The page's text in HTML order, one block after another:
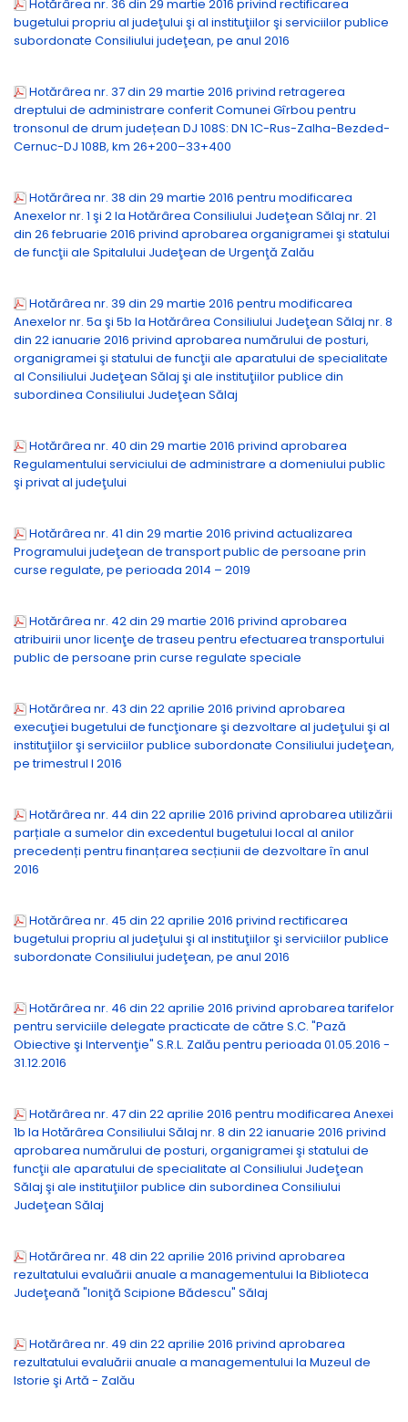
Hotărârea nr. 36 din 29 martie 2016 privind rectificarea
bugetului propriu al judeţului şi al instituţiilor şi serviciilor publice
subordonate Consiliului judeţean, pe anul 2016
Hotărârea nr. 37 din 29 martie 2016 privind retragerea
dreptului de administrare conferit Comunei Gîrbou pentru
tronsonul de drum județean DJ 108S: DN 1C-Rus-Zalha-Bezded-
Cernuc-DJ 108B, km 26+200–33+400
Hotărârea nr. 38 din 29 martie 2016 pentru modificarea
Anexelor nr. 1 şi 2 la Hotărârea Consiliului Judeţean Sălaj nr. 21
din 26 februarie 2016 privind aprobarea organigramei şi statului
de funcţii ale Spitalului Judeţean de Urgenţă Zalău
Hotărârea nr. 39 din 29 martie 2016 pentru modificarea
Anexelor nr. 5a şi 5b la Hotărârea Consiliului Judeţean Sălaj nr. 8
din 22 ianuarie 2016 privind aprobarea numărului de posturi,
organigramei şi statului de funcţii ale aparatului de specialitate
al Consiliului Judeţean Sălaj şi ale instituţiilor publice din
subordinea Consiliului Judeţean Sălaj
Hotărârea nr. 40 din 29 martie 2016 privind aprobarea
Regulamentului serviciului de administrare a domeniului public
şi privat al judeţului
Hotărârea nr. 41 din 29 martie 2016 privind actualizarea
Programului judeţean de transport public de persoane prin
curse regulate, pe perioada 2014 – 2019
Hotărârea nr. 42 din 29 martie 2016 privind aprobarea
atribuirii unor licenţe de traseu pentru efectuarea transportului
public de persoane prin curse regulate speciale
Hotărârea nr. 43 din 22 aprilie 2016 privind aprobarea
execuţiei bugetului de funcţionare şi dezvoltare al judeţului şi al
instituţiilor şi serviciilor publice subordonate Consiliului judeţean,
pe trimestrul I 2016
Hotărârea nr. 44 din 22 aprilie 2016 privind aprobarea utilizării
parțiale a sumelor din excedentul bugetului local al anilor
precedenți pentru finanțarea secțiunii de dezvoltare în anul
2016
Hotărârea nr. 45 din 22 aprilie 2016 privind rectificarea
bugetului propriu al judeţului şi al instituţiilor şi serviciilor publice
subordonate Consiliului judeţean, pe anul 2016
Hotărârea nr. 46 din 22 aprilie 2016 privind aprobarea tarifelor
pentru serviciile delegate practicate de către S.C. "Pază
Obiective şi Intervenţie" S.R.L. Zalău pentru perioada 01.05.2016 -
31.12.2016
Hotărârea nr. 47 din 22 aprilie 2016 pentru modificarea Anexei
1b la Hotărârea Consiliului Sălaj nr. 8 din 22 ianuarie 2016 privind
aprobarea numărului de posturi, organigramei şi statului de
funcţii ale aparatului de specialitate al Consiliului Judeţean
Sălaj şi ale instituţiilor publice din subordinea Consiliului
Judeţean Sălaj
Hotărârea nr. 48 din 22 aprilie 2016 privind aprobarea
rezultatului evaluării anuale a managementului la Biblioteca
Judeţeană "Ioniţă Scipione Bădescu" Sălaj
Hotărârea nr. 49 din 22 aprilie 2016 privind aprobarea
rezultatului evaluării anuale a managementului la Muzeul de
Istorie şi Artă - Zalău